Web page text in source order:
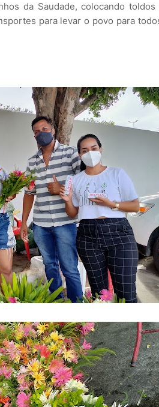
da Saudade, colocando toldos
para levar o povo para